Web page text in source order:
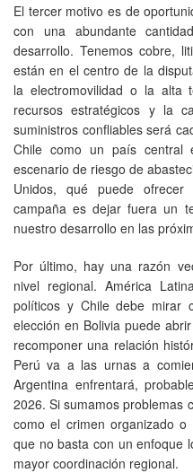
El tercer motivo es de
con una abundante
desarrollo. Tenemos cobre,
están en el centro de la
la electromovilidad o la alta
recursos estratégicos y la
suministros confliables será
Chile como un país central
escenario de riesgo de
Unidos, qué puede
campaña es dejar fuera un
nuestro desarrollo en las
Por último, hay una razón
nivel regional. América
políticos y Chile debe mirar
elección en Bolivia puede
recomponer una relación
Perú va a las urnas a
Argentina enfrentará,
2026. Si sumamos problemas
como el crimen organizado
que no basta con un enfoque
mayor coordinación regional.